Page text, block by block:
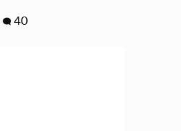
40